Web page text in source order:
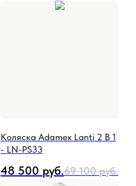
Коляска Adamex Lanti 2 В 1
- LN-PS33
48 500 руб.69 100 руб.